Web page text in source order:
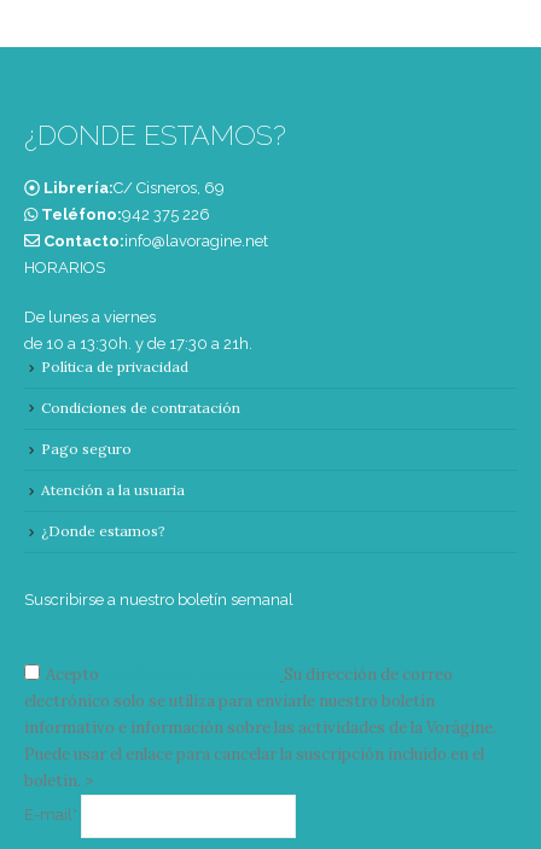
¿DONDE ESTAMOS?
Librería:C/ Cisneros, 69
Teléfono:‭942 375 226‬
Contacto:info@lavoragine.net
HORARIOS
De lunes a viernes
de 10 a 13:30h. y de 17:30 a 21h.
Política de privacidad
Condiciones de contratación
Pago seguro
Atención a la usuaria
¿Donde estamos?
Suscribirse a nuestro boletín semanal
Acepto
Su dirección de correo
electrónico solo se utiliza para enviarle nuestro boletín
informativo e información sobre las actividades de la Vorágine.
Puede usar el enlace para cancelar la suscripción incluido en el
boletín. >
E-mail*